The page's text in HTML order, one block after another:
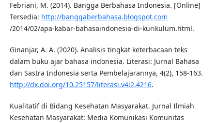
Febriani, M. (2014). Bangga Berbahasa Indonesia. [Online]
Tersedia: http://banggaberbahasa.blogspot.com
/2014/02/apa-kabar-bahasaindonesia-di-kurikulum.html.
Ginanjar, A. A. (2020). Analisis tingkat keterbacaan teks
dalam buku ajar bahasa indonesia. Literasi: Jurnal Bahasa
dan Sastra Indonesia serta Pembelajarannya, 4(2), 158-163.
http://dx.doi.org/10.25157/literasi.v4i2.4216.
Kualitatif di Bidang Kesehatan Masyarakat. Jurnal Ilmiah
Kesehatan Masyarakat: Media Komunikasi Komunitas